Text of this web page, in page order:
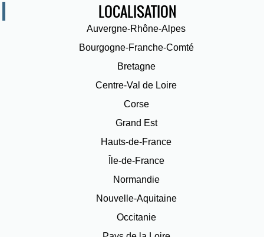
LOCALISATION
Auvergne-Rhône-Alpes
Bourgogne-Franche-Comté
Bretagne
Centre-Val de Loire
Corse
Grand Est
Hauts-de-France
Île-de-France
Normandie
Nouvelle-Aquitaine
Occitanie